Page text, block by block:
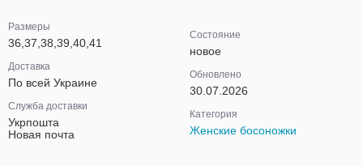
Размеры
36,37,38,39,40,41
Доставка
По всей Украине
Служба доставки
Укрпошта
Новая почта
Состояние
новое
Обновлено
30.07.2026
Категория
Женские босоножки